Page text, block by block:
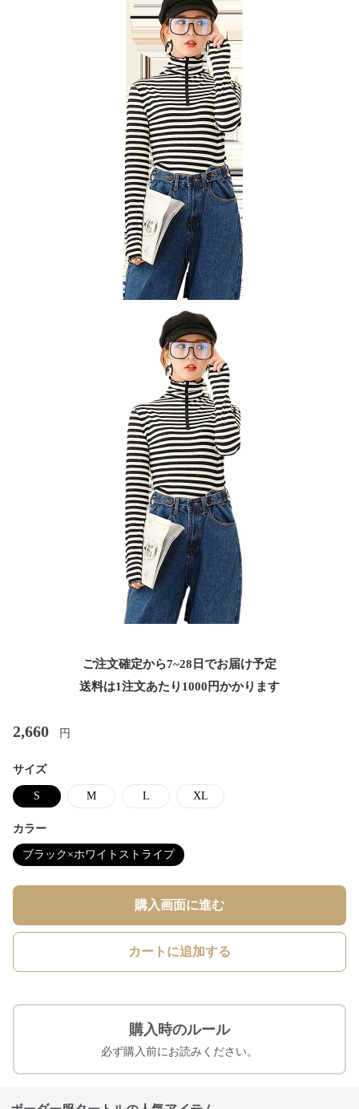
ご注文確定から7~28日でお届け予定
送料は1注文あたり 1000 円かかります
2,660 円
サイズ
S M L XL
カラー
ブラック×ホワイトストライプ
購入画面に進む
カートに追加する
購入時のルール
必ず購入前にお読みください。